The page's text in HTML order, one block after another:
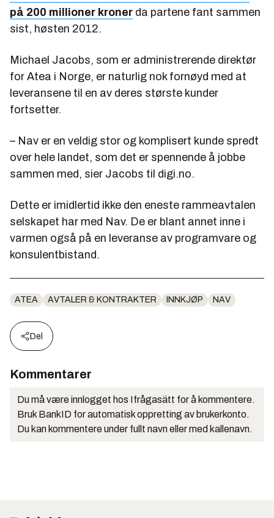
på 200 millioner kroner da partene fant sammen
sist, høsten 2012.
Michael Jacobs, som er administrerende direktør
for Atea i Norge, er naturlig nok fornøyd med at
leveransene til en av deres største kunder
fortsetter.
– Nav er en veldig stor og komplisert kunde spredt
over hele landet, som det er spennende å jobbe
sammen med, sier Jacobs til digi.no.
Dette er imidlertid ikke den eneste rammeavtalen
selskapet har med Nav. De er blant annet inne i
varmen også på en leveranse av programvare og
konsulentbistand.
ATEA AVTALER & KONTRAKTER INNKJØP NAV
Del
Kommentarer
Du må være innlogget hos Ifrågasätt for å kommentere.
Bruk BankID for automatisk oppretting av brukerkonto.
Du kan kommentere under fullt navn eller med kallenavn.